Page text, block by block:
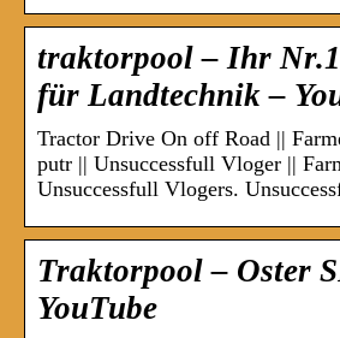
traktorpool – Ihr
für Landtechnik –
Tractor Drive On off Road ||
putr || Unsuccessfull Vloger ||
Unsuccessfull Vlogers.
Traktorpool – Oster
YouTube